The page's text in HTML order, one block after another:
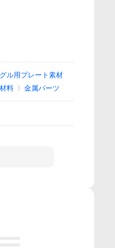
ル用プレート素材
料 金属パーツ